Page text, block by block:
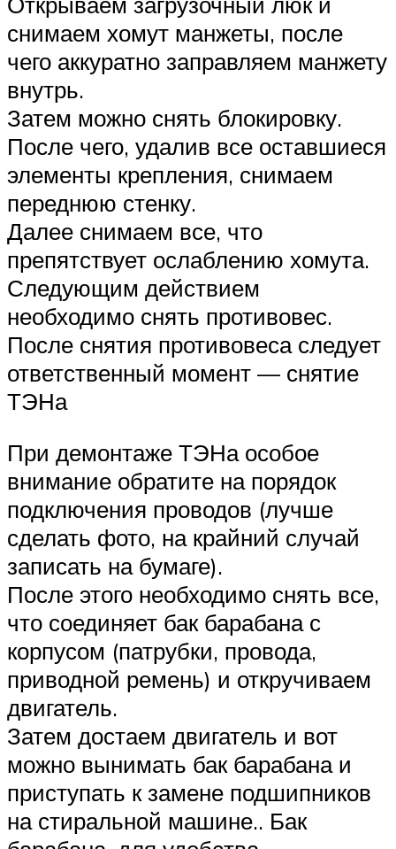
снимаем хомут манжеты, после
чего аккуратно заправляем манжету
внутрь.
Затем можно снять блокировку.
После чего, удалив все оставшиеся
элементы крепления, снимаем
переднюю стенку.
Далее снимаем все, что
препятствует ослаблению хомута.
Следующим действием
необходимо снять противовес.
После снятия противовеса следует
ответственный момент — снятие
ТЭНа
При демонтаже ТЭНа особое
внимание обратите на порядок
подключения проводов (лучше
сделать фото, на крайний случай
записать на бумаге).
После этого необходимо снять все,
что соединяет бак барабана с
корпусом (патрубки, провода,
приводной ремень) и откручиваем
двигатель.
Затем достаем двигатель и вот
можно вынимать бак барабана и
приступать к замене подшипников
на стиральной машине.. Бак